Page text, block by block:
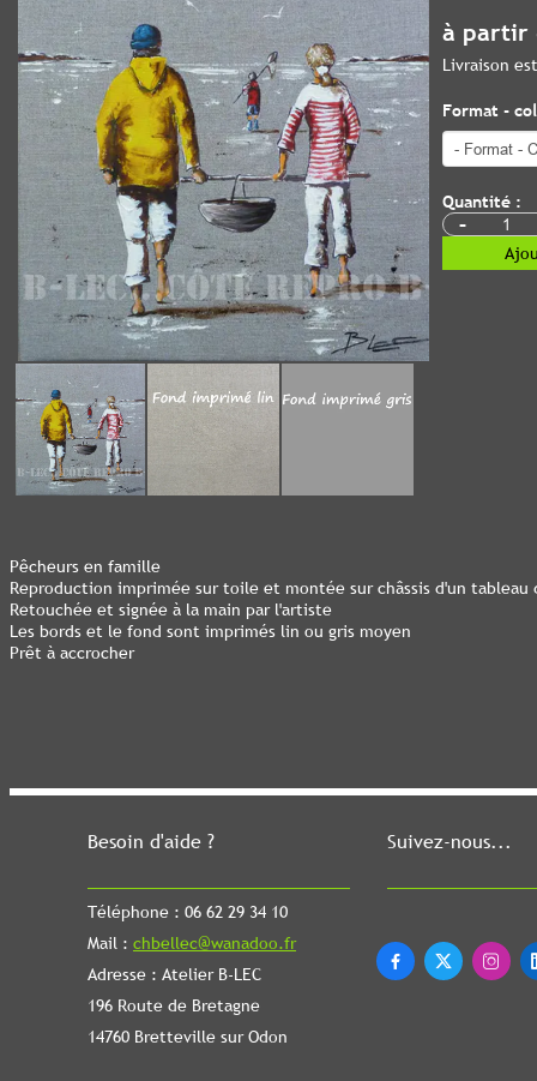
Besoin d'aide ?
Téléphone : 06 62 29 34 10
Mail : chbellec@wanadoo.fr
Adresse : Atelier B-LEC
196 Route de Bretagne
14760 Bretteville sur Odon
Suivez-nous...
  
à partir
Livraison
Format -
Quantité :
-
Pêcheurs en famille
Reproduction imprimée sur toile et montée sur châssis d'un tableau
Retouchée et signée à la main par l'artiste
Les bords et le fond sont imprimés lin ou gris moyen
Prêt à accrocher